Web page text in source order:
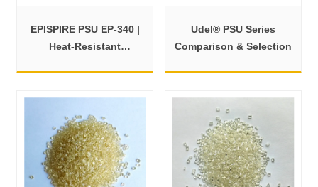
EPISPIRE PSU EP-340 |
Heat-Resistant
Udel® PSU Series
Comparison & Selection